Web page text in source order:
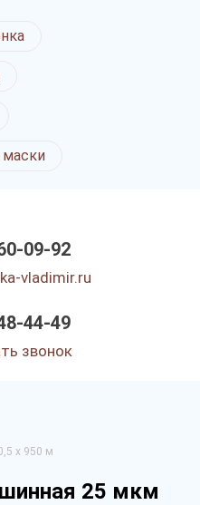
09-92
vladimir.ru
44-49
звонок
х 950 м
25 мкм